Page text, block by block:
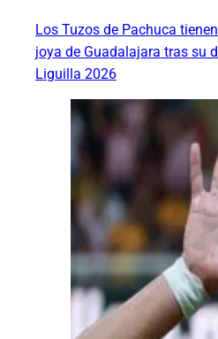
Los Tuzos de Pachuca
joya de Guadalajara tras su
Liguilla 2026